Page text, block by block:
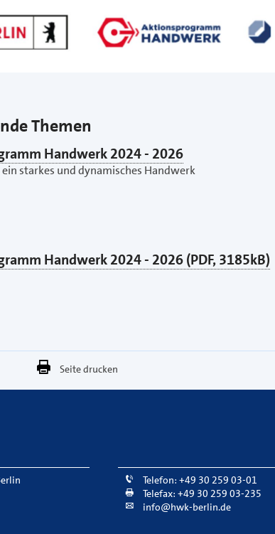
Themen
Handwerk 2024 - 2026
starkes und dynamisches Handwerk
Handwerk 2024 - 2026 (PDF, 3185kB)
Seite drucken
Telefon: +49 30 259 03-01
Telefax: +49 30 259 03-235
info@hwk-berlin.de